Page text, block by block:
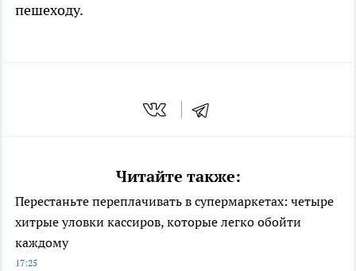
пешеходу.
Читайте также:
Перестаньте переплачивать в супермаркетах: четыре
хитрые уловки кассиров, которые легко обойти
каждому
17:25